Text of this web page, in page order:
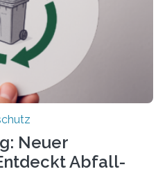
Oldenburg für
1,2 Millionen Euro. „Wir
Neuer
Abfall-